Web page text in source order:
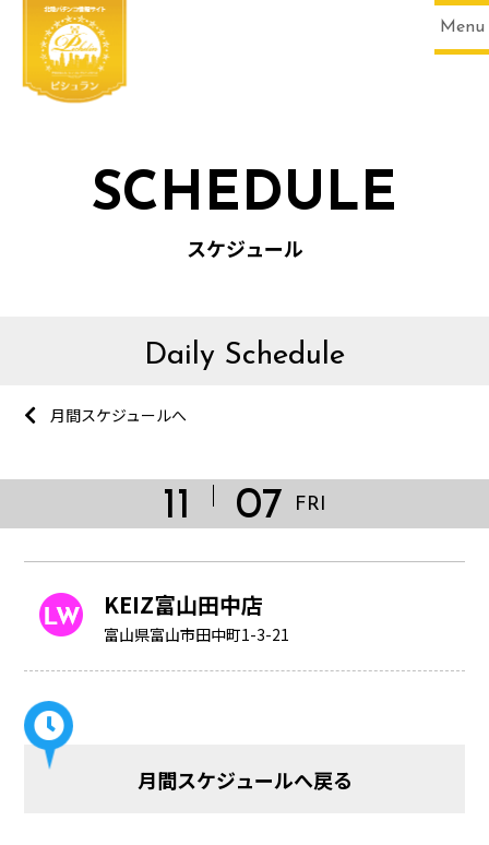
Menu
SCHEDULE
スケジュール
Daily Schedule
月間スケジュールへ
11 07 FRI
KEIZ富山田中店
富山県富山市田中町1-3-21
月間スケジュールへ戻る